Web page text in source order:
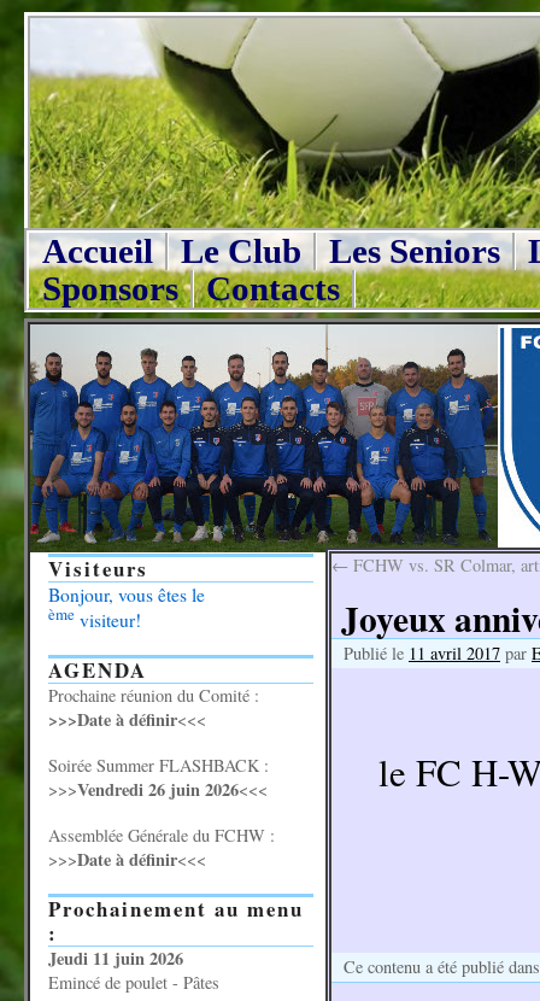
Accueil Le Club Les Seniors
Sponsors
Contacts
← FCHW vs. SR Colmar,
Joyeux
Publié le 11 avril 2017 par
le FC H-
Ce contenu a été publié
Visiteurs
Bonjour, vous êtes le
ème visiteur!
AGENDA
Prochaine réunion du Comité :
>>>Date à définir<<<
Soirée Summer FLASHBACK :
>>>Vendredi 26 juin 2026<<<
Assemblée Générale du FCHW :
>>>Date à définir<<<
Prochainement au menu
:
Jeudi 11 juin 2026
Emincé de poulet - Pâtes